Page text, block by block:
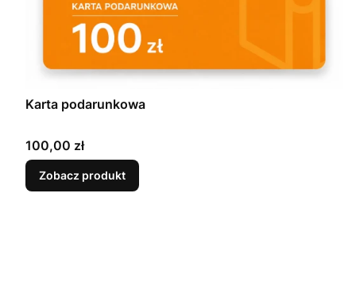
Karta podarunkowa
Cena
100,00 zł
Zobacz produkt